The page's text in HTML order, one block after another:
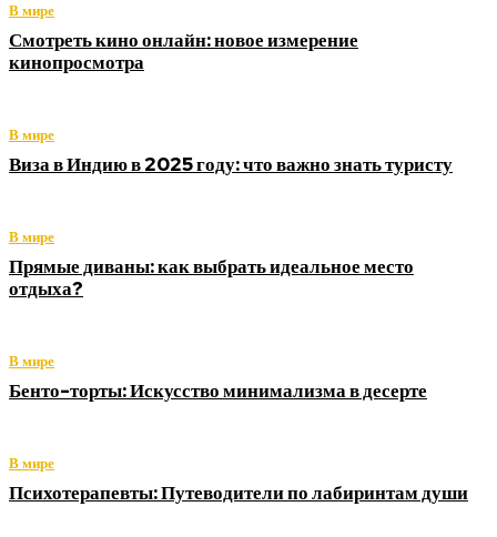
В мире
Смотреть кино онлайн: новое измерение
кинопросмотра
В мире
Виза в Индию в 2025 году: что важно знать туристу
В мире
Прямые диваны: как выбрать идеальное место
отдыха?
В мире
Бенто-торты: Искусство минимализма в десерте
В мире
Психотерапевты: Путеводители по лабиринтам души